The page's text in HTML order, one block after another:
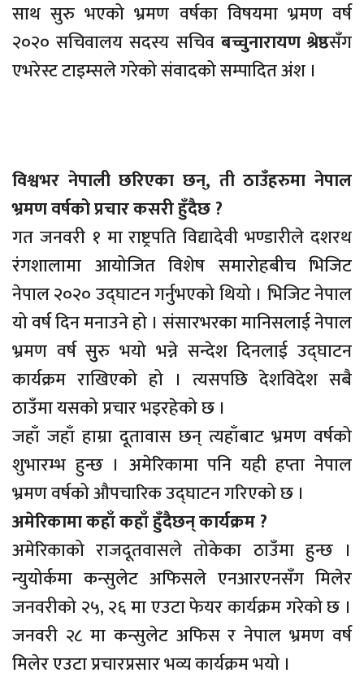
साथ सुरु भएको भ्रमण वर्षका विषयमा भ्रमण वर्ष
२०२० सचिवालय सदस्य सचिव बच्चुनारायण श्रेष्ठसँग
एभरेस्ट टाइम्सले गरेको संवादको सम्पादित अंश ।
विश्वभर नेपाली छरिएका छन्, ती ठाउँहरुमा नेपाल
भ्रमण वर्षको प्रचार कसरी हुँदैछ ?
गत जनवरी १ मा राष्ट्रपति विद्यादेवी भण्डारीले दशरथ
रंगशालामा आयोजित विशेष समारोहबीच भिजिट
नेपाल २०२० उद्घाटन गर्नुभएको थियो । भिजिट नेपाल
यो वर्ष दिन मनाउने हो । संसारभरका मानिसलाई नेपाल
भ्रमण वर्ष सुुरु भयो भन्ने सन्देश दिनलाई उद्घाटन
कार्यक्रम राखिएको हो । त्यसपछि देशविदेश सबै
ठाउँमा यसको प्रचार भइरहेको छ ।
जहाँ जहाँ हाम्रा दूतावास छन् त्यहाँबाट भ्रमण वर्षको
शुभारम्भ हुन्छ । अमेरिकामा पनि यही हप्ता नेपाल
भ्रमण वर्षको औपचारिक उद्घाटन गरिएको छ ।
अमेरिकामा कहाँ कहाँ हुँदैछन् कार्यक्रम ?
अमेरिकाको राजदूतवासले तोकेका ठाउँमा हुन्छ ।
न्युयोर्कमा कन्सुलेट अफिसले एनआरएनसँग मिलेर
जनवरीको २५, २६ मा एउटा फेयर कार्यक्रम गरेको छ ।
जनवरी २८ मा कन्सुलेट अफिस र नेपाल भ्रमण वर्ष
मिलेर एउटा प्रचारप्रसार भव्य कार्यक्रम भयो ।